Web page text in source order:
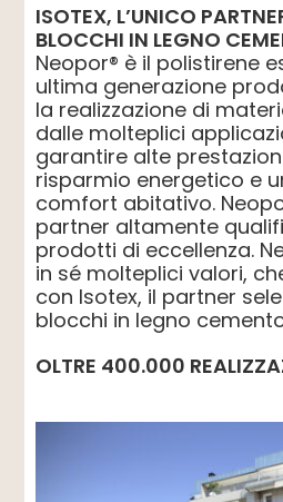
ISOTEX, L’UNICO
BLOCCHI IN LEGNO
Neopor® è il polistirene
ultima generazione
la realizzazione di
dalle molteplici
garantire alte
risparmio energetico e
comfort abitativo.
partner altamente
prodotti di eccellenza.
in sé molteplici valori,
con Isotex, il partner
blocchi in legno
OLTRE 400.000